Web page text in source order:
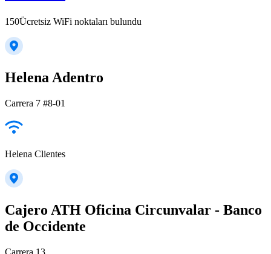
150Ücretsiz WiFi noktaları bulundu
Helena Adentro
Carrera 7 #8-01
Helena Clientes
Cajero ATH Oficina Circunvalar - Banco
de Occidente
Carrera 13